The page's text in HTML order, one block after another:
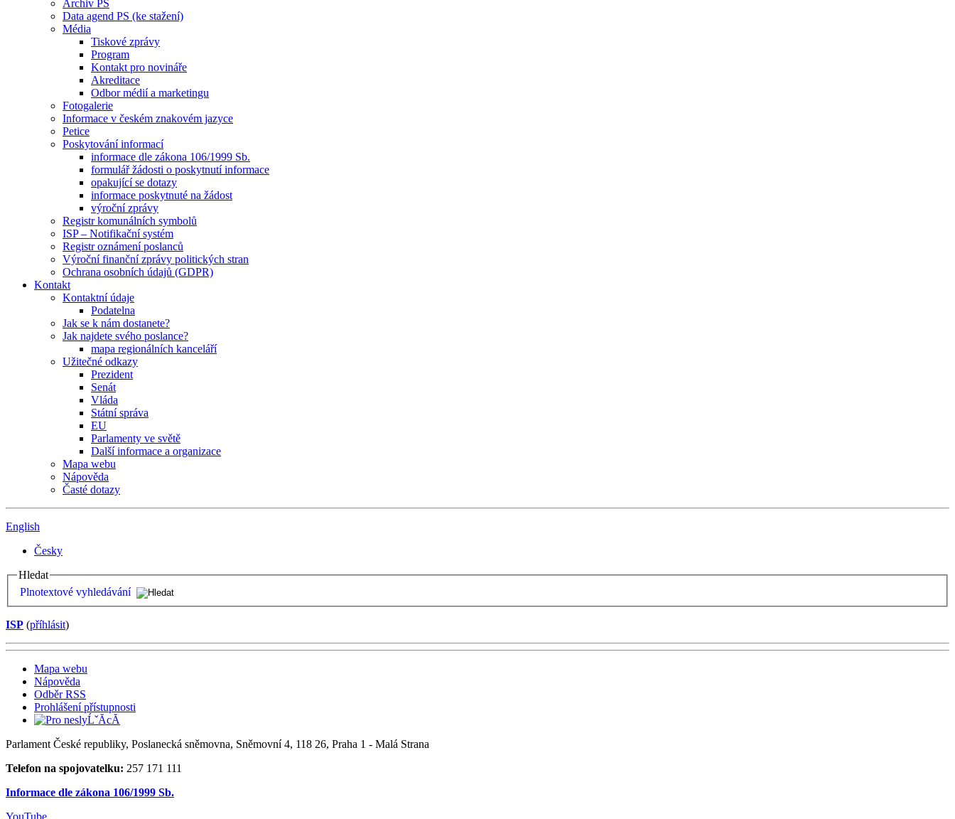
Archiv PS
Data agend PS (ke stažení)
Média
Tiskové zprávy
Program
Kontakt pro novináře
Akreditace
Odbor médií a marketingu
Fotogalerie
Informace v českém znakovém jazyce
Petice
Poskytování informací
informace dle zákona 106/1999 Sb.
formulář žádosti o poskytnutí informace
opakující se dotazy
informace poskytnuté na žádost
výroční zprávy
Registr komunálních symbolů
ISP – Notifikační systém
Registr oznámení poslanců
Výroční finanční zprávy politických stran
Ochrana osobních údajů (GDPR)
Kontakt
Kontaktní údaje
Podatelna
Jak se k nám dostanete?
Jak najdete svého poslance?
mapa regionálních kanceláří
Užitečné odkazy
Prezident
Senát
Vláda
Státní správa
EU
Parlamenty ve světě
Další informace a organizace
Mapa webu
Nápověda
Časté dotazy
English
Česky
Hledat
Plnotextové vyhledávání
ISP (příhlásit)
Mapa webu
Nápověda
Odběr RSS
Prohlášení přístupnosti
Parlament České republiky, Poslanecká sněmovna, Sněmovní 4, 118 26, Praha 1 - Malá Strana
Telefon na spojovatelku: 257 171 111
Informace dle zákona 106/1999 Sb.
YouTube